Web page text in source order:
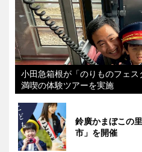
小田急箱根が「のりものフェ
満喫の体験ツアーを実施
鈴廣かまぼこの
市」を開催